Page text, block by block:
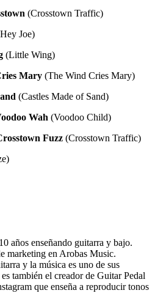
(Crosstown Traffic)
Joe)
(Little Wing)
Mary (The Wind Cries Mary)
(Castles Made of Sand)
Wah (Voodoo Child)
Fuzz (Crosstown Traffic)
años enseñando guitarra y bajo.
marketing en Arobas Music.
y la música es uno de sus
también el creador de Guitar Pedal
que enseña a reproducir tonos